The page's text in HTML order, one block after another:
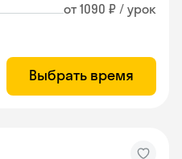
от 1090 ₽ / урок
Выбрать время